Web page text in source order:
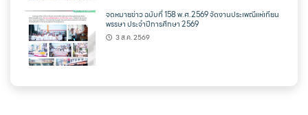
จดหมายข่าว ฉบับที่ 158 พ.ศ.2569 จัดงานประเพณีแห่เทียน
พรรษา ประจำปีการศึกษา 2569
3 ส.ค. 2569